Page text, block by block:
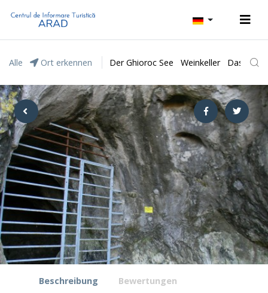
Alle Ort erkennen Der Ghioroc See Weinkeller Das
Beschreibung Bewertungen